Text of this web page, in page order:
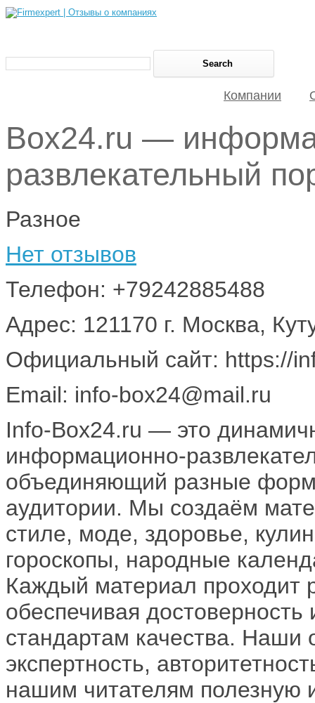
Компании
Box24.ru —
развлекательный
Разное
Нет отзывов
Телефон: +79242885488
Адрес: 121170 г. Москва,
Официальный сайт: https://
Email: info-box24@mail.ru
Info-Box24.ru — это
информационно-
объединяющий разные
аудитории. Мы создаём
стиле, моде, здоровье,
гороскопы, народные
Каждый материал проходит
обеспечивая
стандартам качества.
экспертность,
нашим читателям